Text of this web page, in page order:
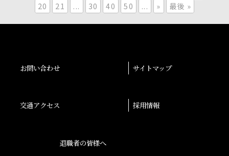
20
21 ... 30 40 50 ... » 最後 »
お問い合わせ サイトマップ
交通アクセス 採用情報
退職者の皆様へ